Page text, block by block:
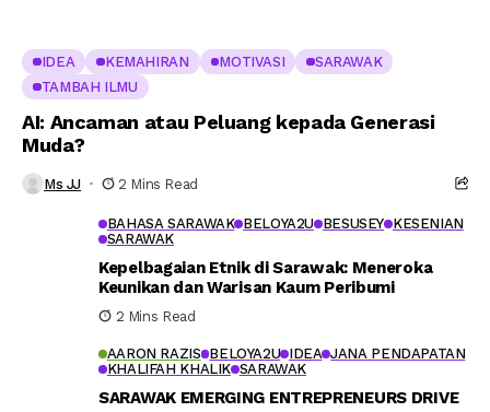
IDEA KEMAHIRAN MOTIVASI
SARAWAK
TAMBAH ILMU
AI: Ancaman atau Peluang kepada Generasi
Muda?
Ms JJ 2 Mins Read
BAHASA SARAWAK BELOYA2U BESUSEY KESENIAN
SARAWAK
Kepelbagaian Etnik di Sarawak: Meneroka
Keunikan dan Warisan Kaum Peribumi
2 Mins Read
AARON RAZIS BELOYA2U IDEA JANA PENDAPATAN
KHALIFAH KHALIK SARAWAK
SARAWAK EMERGING ENTREPRENEURS DRIVE